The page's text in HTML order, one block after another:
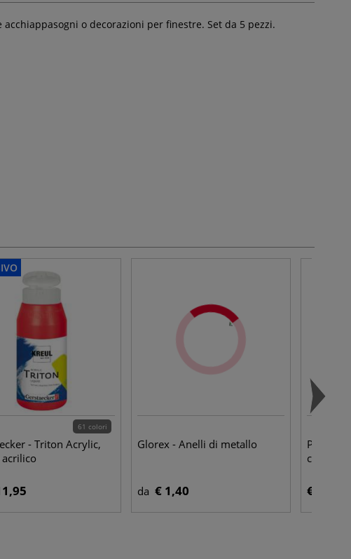
o decorazioni per finestre. Set da 5 pezzi.
61 colori
- Triton Acrylic,
Glorex - Anelli di metallo
da € 1,40
con
€ 9,10